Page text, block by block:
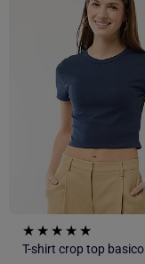
T-shirt crop top basico